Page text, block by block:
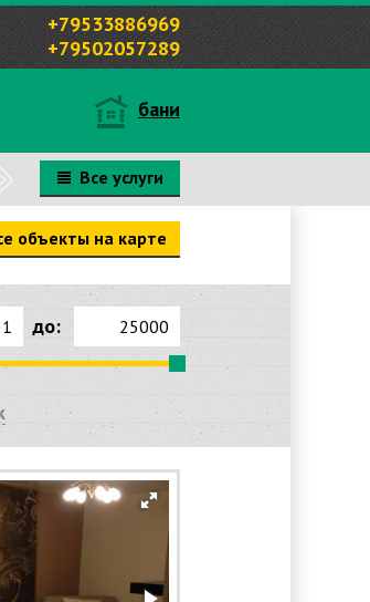
+79533886969
+79502057289
бани
Все услуги
объекты на карте
до: